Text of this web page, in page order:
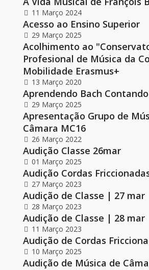
11 Março 2024
Acesso ao Ensino Superior
29 Março 2025
Acolhimento ao
Profesional de Música da
Mobilidade Erasmus+
13 Março 2020
Aprendendo Bach
29 Março 2025
Apresentação Grupo de
Câmara MC16
26 Março 2022
Audição Classe 26mar
01 Março 2025
Audição Cordas
27 Março 2023
Audição de Classe | 27 mar
28 Março 2023
Audição de Classe | 28 mar
11 Março 2023
Audição de Cordas
10 Março 2025
Audição de Música de